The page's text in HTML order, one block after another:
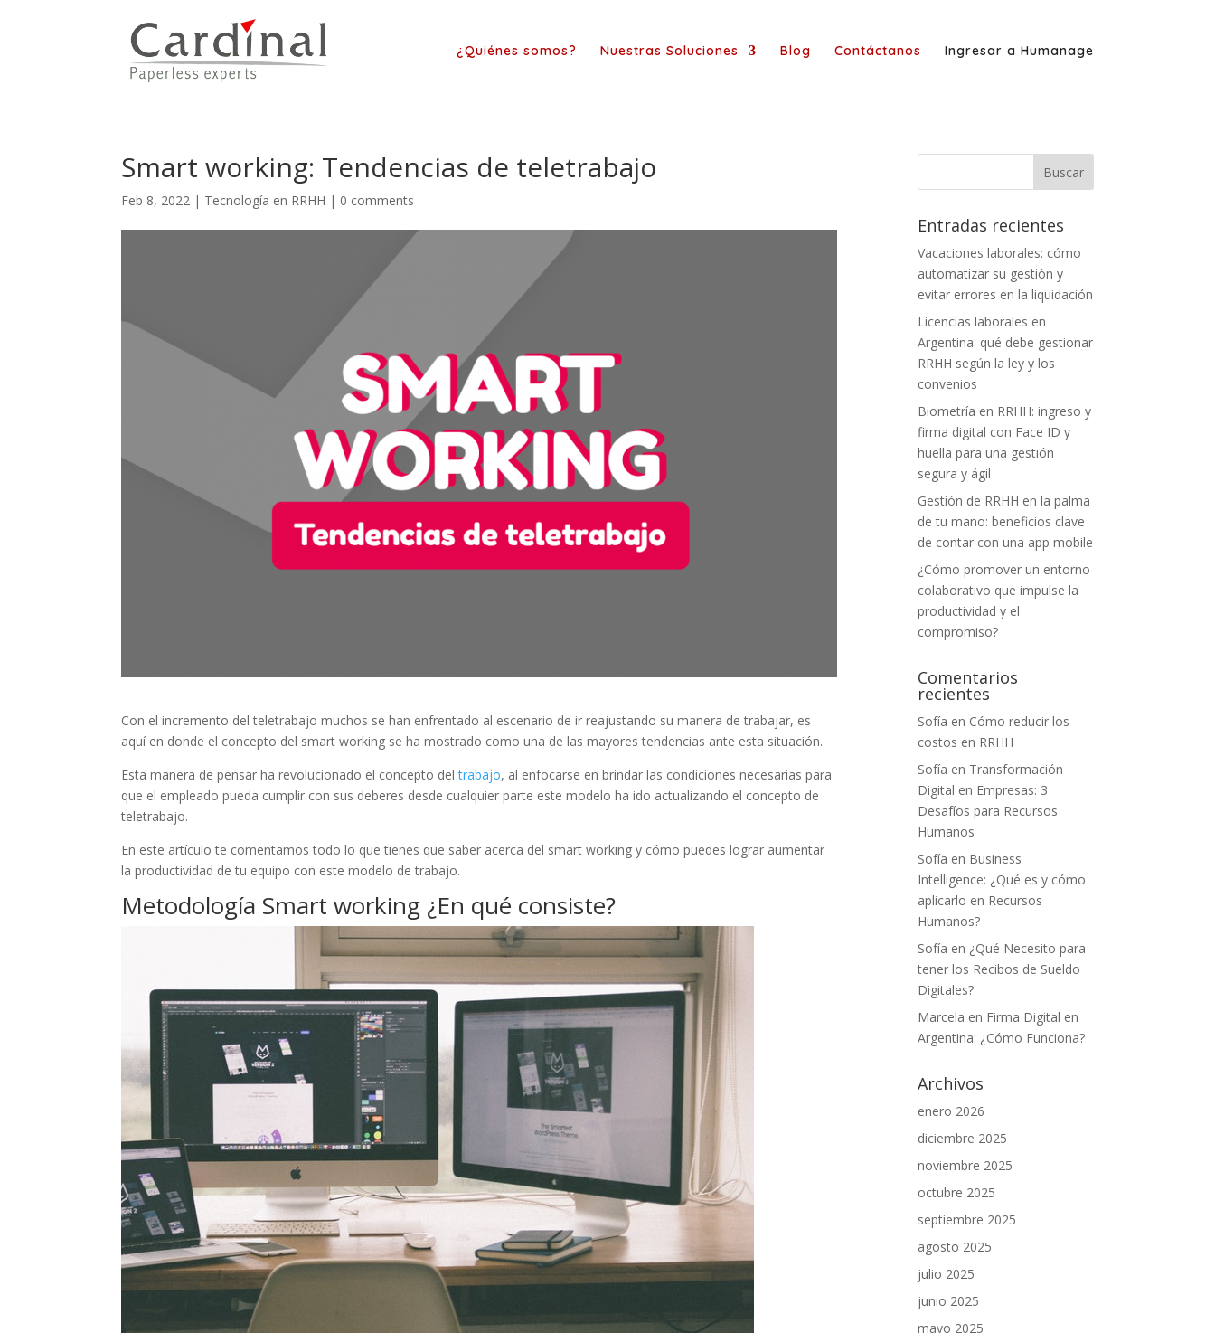
¿Quiénes somos? Nuestras Soluciones Blog Contáctanos Ingresar a Humanage
Smart working: Tendencias de teletrabajo
Feb 8, 2022 | Tecnología en RRHH | 0 comments
Con el incremento del teletrabajo muchos se han enfrentado al escenario de ir reajustando su manera de trabajar, es
aquí en donde el concepto del smart working se ha mostrado como una de las mayores tendencias ante esta situación.
Esta manera de pensar ha revolucionado el concepto deltrabajo, al enfocarse en brindar las condiciones necesarias para
que el empleado pueda cumplir con sus deberes desde cualquier parte este modelo ha ido actualizando el concepto de
teletrabajo.
En este artículo te comentamos todo lo que tienes que saber acerca del smart working y cómo puedes lograr aumentar
la productividad de tu equipo con este modelo de trabajo.
Metodología Smart working ¿En qué consiste?
Entradas recientes
Vacaciones laborales: cómo
automatizar su gestión y
evitar errores en la liquidación
Licencias laborales en
Argentina: qué debe gestionar
RRHH según la ley y los
convenios
Biometría en RRHH: ingreso y
firma digital con Face ID y
huella para una gestión
segura y ágil
Gestión de RRHH en la palma
de tu mano: beneficios clave
de contar con una app mobile
¿Cómo promover un entorno
colaborativo que impulse la
productividad y el
compromiso?
Comentarios
recientes
Sofía en Cómo reducir los
costos en RRHH
Sofía en Transformación
Digital en Empresas: 3
Desafíos para Recursos
Humanos
Sofía en Business
Intelligence: ¿Qué es y cómo
aplicarlo en Recursos
Humanos?
Sofía en ¿Qué Necesito para
tener los Recibos de Sueldo
Digitales?
Marcela en Firma Digital en
Argentina: ¿Cómo Funciona?
Archivos
enero 2026
diciembre 2025
noviembre 2025
octubre 2025
septiembre 2025
agosto 2025
julio 2025
junio 2025
mayo 2025